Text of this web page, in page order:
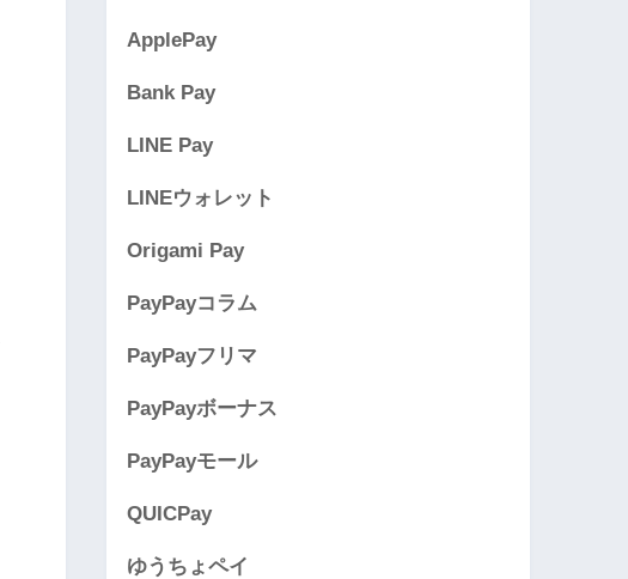
ApplePay
Bank Pay
LINE Pay
LINEウォレット
Origami Pay
PayPayコラム
PayPayフリマ
PayPayボーナス
PayPayモール
QUICPay
ゆうちょペイ